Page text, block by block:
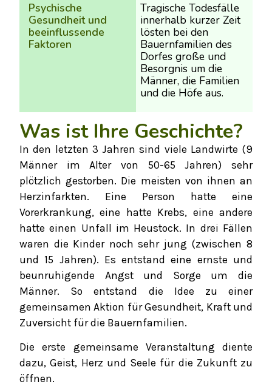
Psychische
Gesundheit und
beeinflussende
Faktoren
Tragische Todesfälle
innerhalb kurzer Zeit
lösten bei den
Bauernfamilien des
Dorfes große und
Besorgnis um die
Männer, die Familien
und die Höfe aus.
Was ist Ihre Geschichte?
In den letzten 3 Jahren sind viele Landwirte (9
Männer im Alter von 50-65 Jahren) sehr
plötzlich gestorben. Die meisten von ihnen an
Herzinfarkten. Eine Person hatte eine
Vorerkrankung, eine hatte Krebs, eine andere
hatte einen Unfall im Heustock. In drei Fällen
waren die Kinder noch sehr jung (zwischen 8
und 15 Jahren). Es entstand eine ernste und
beunruhigende Angst und Sorge um die
Männer. So entstand die Idee zu einer
gemeinsamen Aktion für Gesundheit, Kraft und
Zuversicht für die Bauernfamilien.
Die erste gemeinsame Veranstaltung diente
dazu, Geist, Herz und Seele für die Zukunft zu
öffnen.